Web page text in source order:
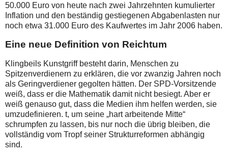
50.000 Euro von heute nach zwei Jahrzehnten kumulierter
Inflation und den beständig gestiegenen Abgabenlasten nur
noch etwa 31.000 Euro des Kaufwertes im Jahr 2006 haben.
Eine neue Definition von Reichtum
Klingbeils Kunstgriff besteht darin, Menschen zu
Spitzenverdienern zu erklären, die vor zwanzig Jahren noch
als Geringverdiener gegolten hätten. Der SPD-Vorsitzende
weiß, dass er die Mathematik damit nicht besiegt. Aber er
weiß genauso gut, dass die Medien ihm helfen werden, sie
umzudefinieren. t, um seine „hart arbeitende Mitte“
schrumpfen zu lassen, bis nur noch die übrig bleiben, die
vollständig vom Tropf seiner Strukturreformen abhängig
sind.